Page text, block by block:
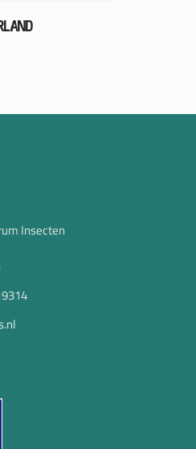
Insecten